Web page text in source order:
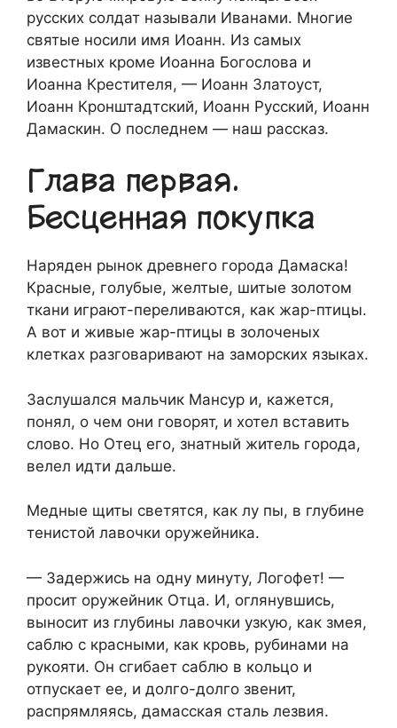
русских солдат называли Иванами. Многие
святые носили имя Иоанн. Из самых
известных кроме Иоанна Богослова и
Иоанна Крестителя, — Иоанн Златоуст,
Иоанн Кронштадтский, Иоанн Русский, Иоанн
Дамаскин. О последнем — наш рассказ.
Глава первая.
Бесценная покупка
Наряден рынок древнего города Дамаска!
Красные, голубые, желтые, шитые золотом
ткани играют-переливаются, как жар-птицы.
А вот и живые жар-птицы в золоченых
клетках разговаривают на заморских языках.
Заслушался мальчик Мансур и, кажется,
понял, о чем они говорят, и хотел вставить
слово. Но Отец его, знатный житель города,
велел идти дальше.
Медные щиты светятся, как лу пы, в глубине
тенистой лавочки оружейника.
— Задержись на одну минуту, Логофет! —
просит оружейник Отца. И, оглянувшись,
выносит из глубины лавочки узкую, как змея,
саблю с красными, как кровь, рубинами на
рукояти. Он сгибает саблю в кольцо и
отпускает ее, и долго-долго звенит,
распрямляясь, дамасская сталь лезвия.